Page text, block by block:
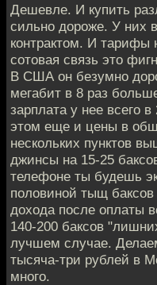
Дешевле. И купить
сильно дороже. У них
контрактом. И тарифы
сотовая связь это
В США он безумно
мегабит в 8 раз
зарплата у нее всего
этом еще и цены в
нескольких пунктов
джинсы на 15-25
телефоне ты будешь
половиной тыщ
дохода после оплаты
140-200 баксов
лучшем случае.
тысяча-три рублей в
много.